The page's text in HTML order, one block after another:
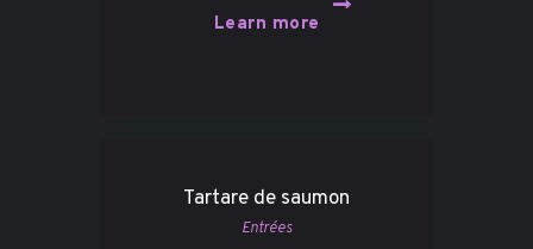
Learn more
Tartare de saumon
Entrées